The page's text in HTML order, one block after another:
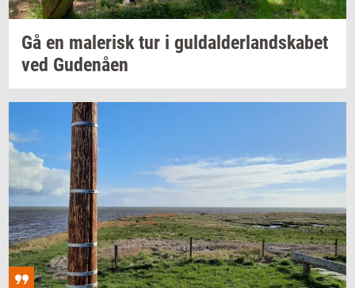
Gå en ma­le­risktur i gul­dal­der­land­ska­bet
ved Gu­denå­en